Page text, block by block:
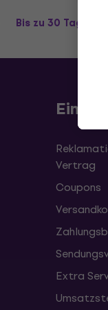
Bis zu 30 Tage
Einkauf
Vertrag
Coupons
Extra